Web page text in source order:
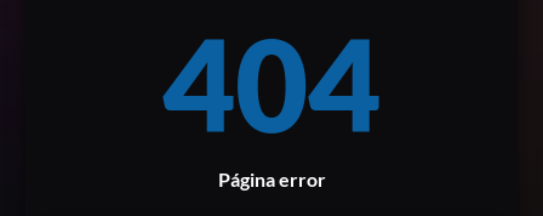
404
Página error